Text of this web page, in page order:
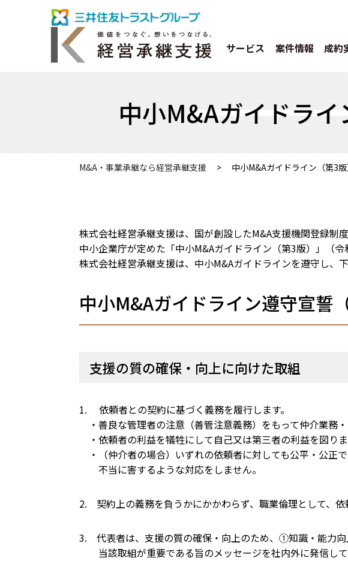
サービス 案件情報 成約
中小M&Aガイドラ
M&A・事業承継なら経営承継支援 > 中小M&Aガイドライン（第3
株式会社経営承継支援は、国が創設したM&A支援機関登録制
中小企業庁が定めた「中小M&Aガイドライン（第3版）」（
株式会社経営承継支援は、中小M&Aガイドラインを遵守し、
中小M&Aガイドライン遵守宣誓
支援の質の確保・向上に向けた取組
1. 依頼者との契約に基づく義務を履行します。
・善良な管理者の注意（善管注意義務）をもって仲介業務・
・依頼者の利益を犠牲にして自己又は第三者の利益を図りま
・（仲介者の場合）いずれの依頼者に対しても公平・公正
不当に害するような対応をしません。
2. 契約上の義務を負うかにかかわらず、職業倫理として、依
3. 代表者は、支援の質の確保・向上のため、①知識・能力向
当該取組が重要である旨のメッセージを社内外に発信して